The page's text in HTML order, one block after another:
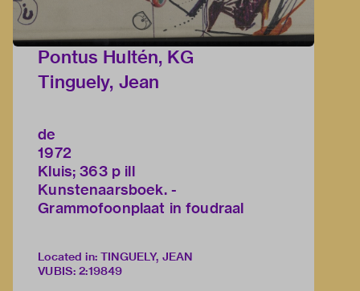
Pontus Hultén, KG
Tinguely, Jean
de
1972
Kluis; 363 p ill
Kunstenaarsboek. -
Grammofoonplaat in foudraal
Located in: TINGUELY, JEAN
VUBIS: 2:19849